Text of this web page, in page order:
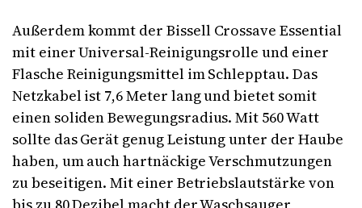
Außerdem kommt der Bissell Crossave Essential
mit einer Universal-Reinigungsrolle und einer
Flasche Reinigungsmittel im Schlepptau. Das
Netzkabel ist 7,6 Meter lang und bietet somit
einen soliden Bewegungsradius. Mit 560 Watt
sollte das Gerät genug Leistung unter der Haube
haben, um auch hartnäckige Verschmutzungen
zu beseitigen. Mit einer Betriebslautstärke von